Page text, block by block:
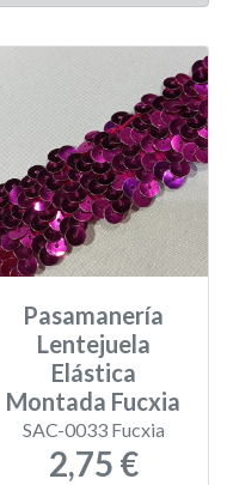
Pasamanería
Lentejuela
Elástica
Montada Fucxia
SAC-0033 Fucxia
2,75 €